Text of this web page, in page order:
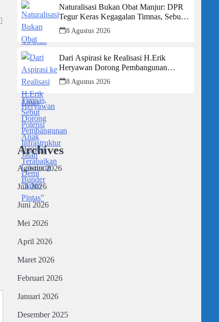
Naturalisasi Bukan Obat Manjur: DPR
Tegur Keras Kegagalan Timnas, Sebut
Potensi Anak Bangsa Terabaikan Demi
“Jalan Pintas”
8 Agustus 2026
Dari Aspirasi ke Realisasi H.Erik
Heryawan Dorong Pembangunan
Infrastruktur Jalan Cikalong Bunder
8 Agustus 2026
Archives
Agustus 2026
Juli 2026
Juni 2026
Mei 2026
April 2026
Maret 2026
Februari 2026
Januari 2026
Desember 2025